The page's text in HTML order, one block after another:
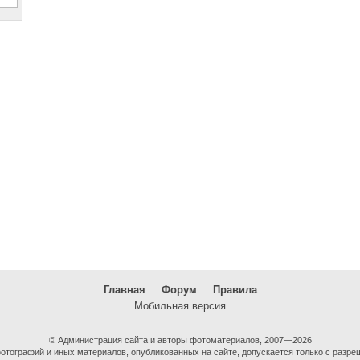
Главная Форум
Правила
Мобильная версия
© Администрация сайта и авторы фотоматериалов, 2007—2026
и иных материалов, опубликованных на сайте, допускается только с